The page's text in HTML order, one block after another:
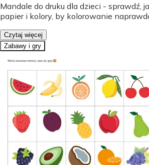
Mandale do druku dla dzieci - sprawdź,
papier i kolory, by kolorowanie
Czytaj więcej
Zabawy i gry